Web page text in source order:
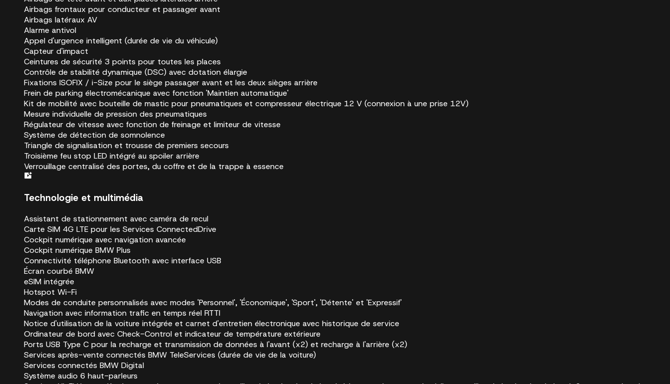
Airbags frontaux pour conducteur et passager avant
Airbags latéraux AV
Alarme antivol
Appel d'urgence intelligent (durée de vie du véhicule)
Capteur d'impact
Ceintures de sécurité 3 points pour toutes les places
Contrôle de stabilité dynamique (DSC) avec dotation élargie
Fixations ISOFIX / i-Size pour le siège passager avant et les deux sièges arrière
Frein de parking électromécanique avec fonction 'Maintien automatique'
Kit de mobilité avec bouteille de mastic pour pneumatiques et compresseur électrique 12 V (connexion à une prise 12V)
Mesure individuelle de pression des pneumatiques
Régulateur de vitesse avec fonction de freinage et limiteur de vitesse
Système de détection de somnolence
Triangle de signalisation et trousse de premiers secours
Troisième feu stop LED intégré au spoiler arrière
Verrouillage centralisé des portes, du coffre et de la trappe à essence
Technologie et multimédia
Assistant de stationnement avec caméra de recul
Carte SIM 4G LTE pour les Services ConnectedDrive
Cockpit numérique avec navigation avancée
Cockpit numérique BMW Plus
Connectivité téléphone Bluetooth avec interface USB
Écran courbé BMW
eSIM intégrée
Hotspot Wi-Fi
Modes de conduite personnalisés avec modes 'Personnel', 'Économique', 'Sport', 'Détente' et 'Expressif'
Navigation avec information trafic en temps réel RTTI
Notice d'utilisation de la voiture intégrée et carnet d'entretien électronique avec historique de service
Ordinateur de bord avec Check-Control et indicateur de température extérieure
Ports USB Type C pour la recharge et transmission de données à l'avant (x2) et recharge à l'arrière (x2)
Services après-vente connectés BMW TeleServices (durée de vie de la voiture)
Services connectés BMW Digital
Système audio 6 haut-parleurs